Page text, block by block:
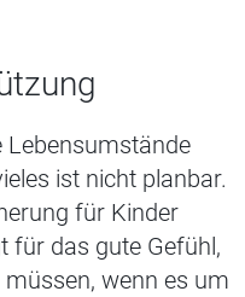
Lebensumstände
ist nicht planbar.
für Kinder
für das gute Gefühl,
wenn es um